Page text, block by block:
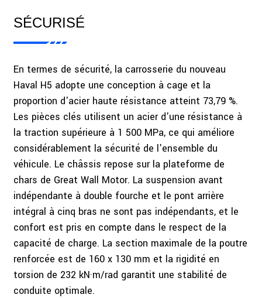
SÉCURISÉ
En termes de sécurité, la carrosserie du nouveau
Haval H5 adopte une conception à cage et la
proportion d'acier haute résistance atteint 73,79 %.
Les pièces clés utilisent un acier d'une résistance à
la traction supérieure à 1 500 MPa, ce qui améliore
considérablement la sécurité de l'ensemble du
véhicule. Le châssis repose sur la plateforme de
chars de Great Wall Motor. La suspension avant
indépendante à double fourche et le pont arrière
intégral à cinq bras ne sont pas indépendants, et le
confort est pris en compte dans le respect de la
capacité de charge. La section maximale de la poutre
renforcée est de 160 x 130 mm et la rigidité en
torsion de 232 kN·m/rad garantit une stabilité de
conduite optimale.